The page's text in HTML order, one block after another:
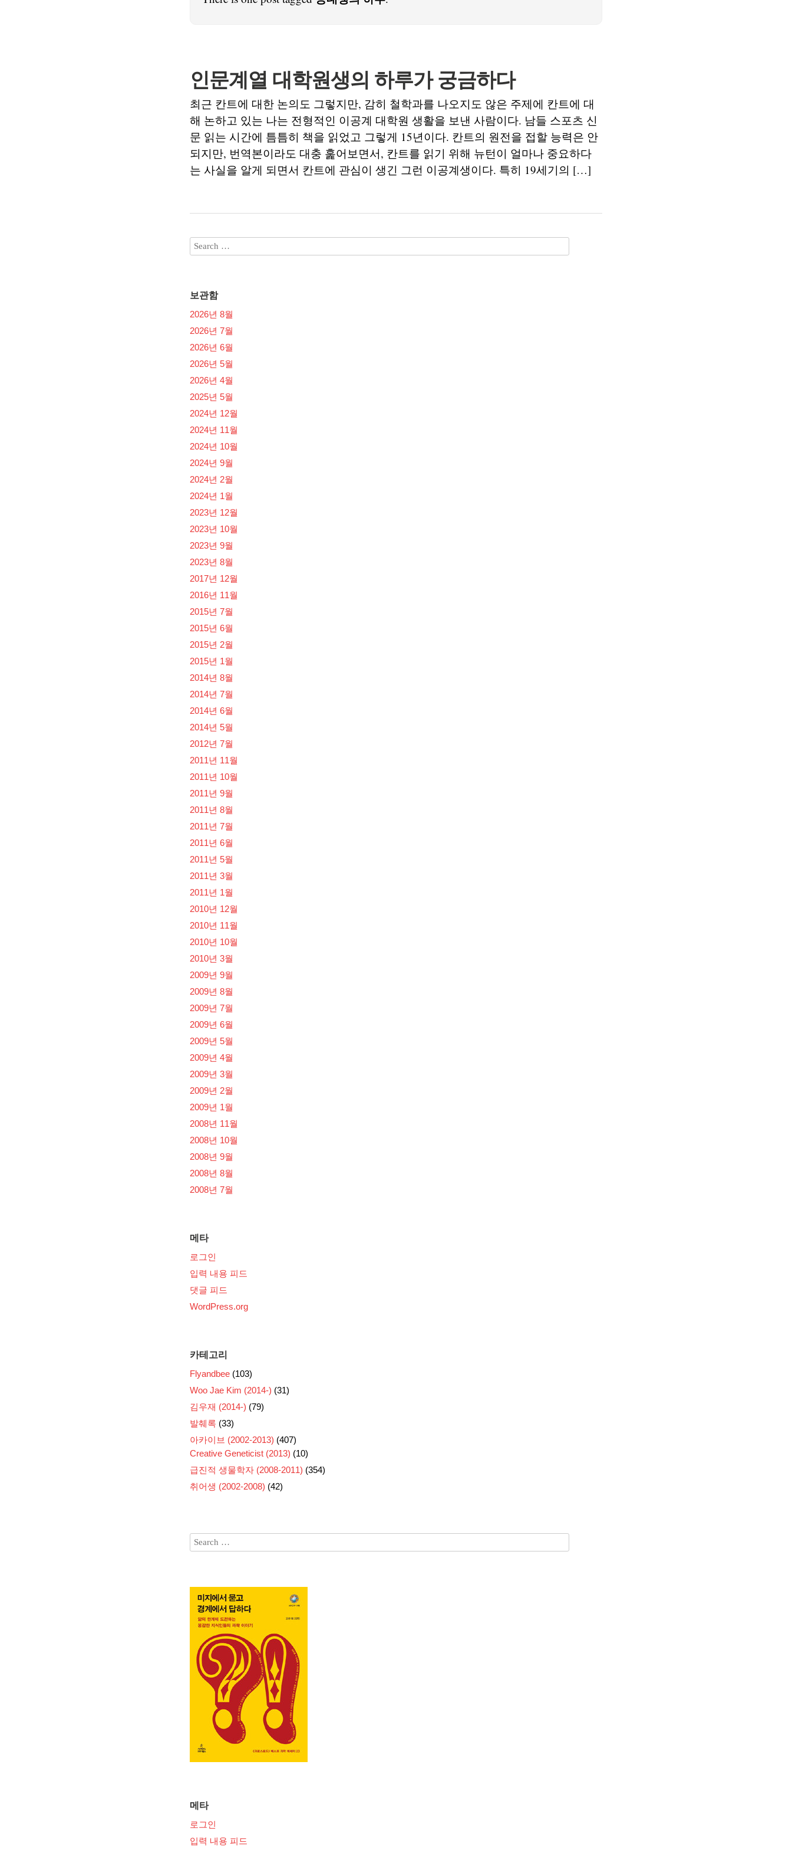
인문계열 대학원생의 하루가 궁금하다
최근 칸트에 대한 논의도 그렇지만, 감히 철학과를 나오지도 않은 주제에 칸트에 대
해 논하고 있는 나는 전형적인 이공계 대학원 생활을 보낸 사람이다. 남들 스포츠 신
문 읽는 시간에 틈틈히 책을 읽었고 그렇게 15년이다. 칸트의 원전을 접할 능력은 안
되지만, 번역본이라도 대충 훑어보면서, 칸트를 읽기 위해 뉴턴이 얼마나 중요하다
는 사실을 알게 되면서 칸트에 관심이 생긴 그런 이공계생이다. 특히 19세기의 […]
보관함
2026년 8월
2026년 7월
2026년 6월
2026년 5월
2026년 4월
2025년 5월
2024년 12월
2024년 11월
2024년 10월
2024년 9월
2024년 2월
2024년 1월
2023년 12월
2023년 10월
2023년 9월
2023년 8월
2017년 12월
2016년 11월
2015년 7월
2015년 6월
2015년 2월
2015년 1월
2014년 8월
2014년 7월
2014년 6월
2014년 5월
2012년 7월
2011년 11월
2011년 10월
2011년 9월
2011년 8월
2011년 7월
2011년 6월
2011년 5월
2011년 3월
2011년 1월
2010년 12월
2010년 11월
2010년 10월
2010년 3월
2009년 9월
2009년 8월
2009년 7월
2009년 6월
2009년 5월
2009년 4월
2009년 3월
2009년 2월
2009년 1월
2008년 11월
2008년 10월
2008년 9월
2008년 8월
2008년 7월
메타
로그인
입력 내용 피드
댓글 피드
WordPress.org
카테고리
Flyandbee (103)
Woo Jae Kim (2014-) (31)
김우재 (2014-) (79)
발췌록 (33)
아카이브 (2002-2013) (407)
Creative Geneticist (2013) (10)
급진적 생물학자 (2008-2011) (354)
취어생 (2002-2008) (42)
메타
로그인
입력 내용 피드